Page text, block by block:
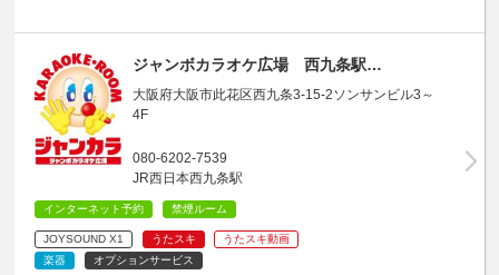
ジャンボカラオケ広場 西九条駅…
大阪府大阪市此花区西九条3-15-2ソンサンビル3～
4F
080-6202-7539
JR西日本西九条駅
インターネット予約 禁煙ルーム
JOYSOUND X1 うたスキ
うたスキ動画
楽器
オプションサービス